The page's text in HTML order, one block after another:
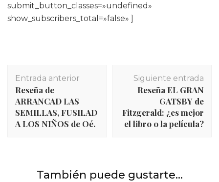
submit_button_classes=»undefined»
show_subscribers_total=»false» ]
de
entradas
Entrada anterior
Reseña de
ARRANCAD LAS
SEMILLAS, FUSILAD
A LOS NIÑOS de Oé.
Siguiente entrada
Reseña EL GRAN
GATSBY de
Fitzgerald: ¿es mejor
el libro o la película?
También puede gustarte...